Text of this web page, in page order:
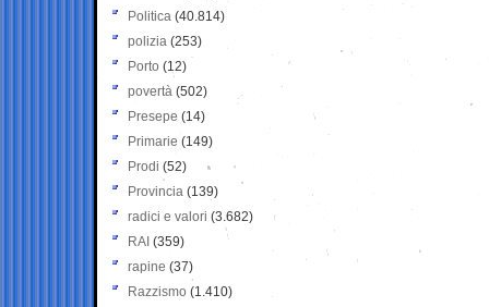
Politica (40.814)
polizia (253)
Porto (12)
povertà (502)
Presepe (14)
Primarie (149)
Prodi (52)
Provincia (139)
radici e valori (3.682)
RAI (359)
rapine (37)
Razzismo (1.410)